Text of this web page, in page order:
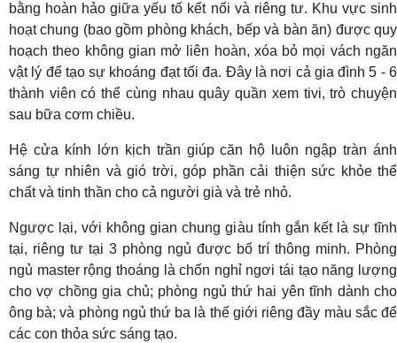
bằng hoàn hảo giữa yếu tố kết nối và riêng tư. Khu vực sinh
hoạt chung (bao gồm phòng khách, bếp và bàn ăn) được quy
hoạch theo không gian mở liên hoàn, xóa bỏ mọi vách ngăn
vật lý để tạo sự khoáng đạt tối đa. Đây là nơi cả gia đình 5 - 6
thành viên có thể cùng nhau quây quần xem tivi, trò chuyện
sau bữa cơm chiều.
Hệ cửa kính lớn kịch trần giúp căn hộ luôn ngập tràn ánh
sáng tự nhiên và gió trời, góp phần cải thiện sức khỏe thể
chất và tinh thần cho cả người già và trẻ nhỏ.
Ngược lại, với không gian chung giàu tính gắn kết là sự tĩnh
tại, riêng tư tại 3 phòng ngủ được bố trí thông minh. Phòng
ngủ master rộng thoáng là chốn nghỉ ngơi tái tạo năng lượng
cho vợ chồng gia chủ; phòng ngủ thứ hai yên tĩnh dành cho
ông bà; và phòng ngủ thứ ba là thế giới riêng đầy màu sắc để
các con thỏa sức sáng tạo.